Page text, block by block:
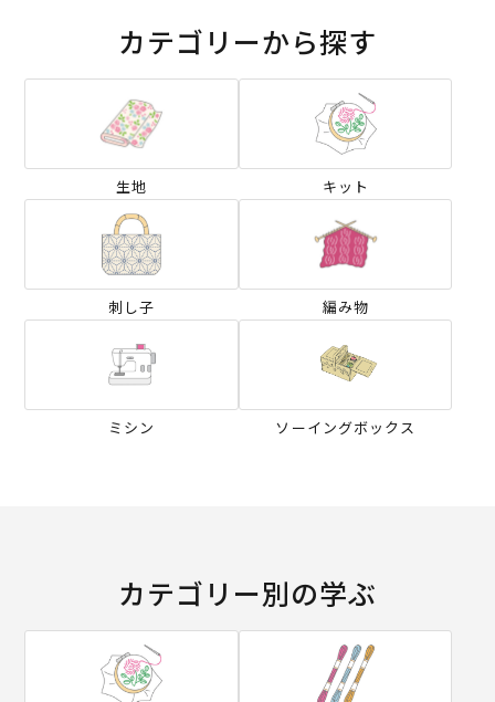
カテゴリーから探す
生地 キット
刺し子 編み物
ミシン ソーイングボックス
カテゴリー別の学ぶ